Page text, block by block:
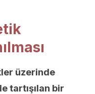
üzerinde
tartışılan bir